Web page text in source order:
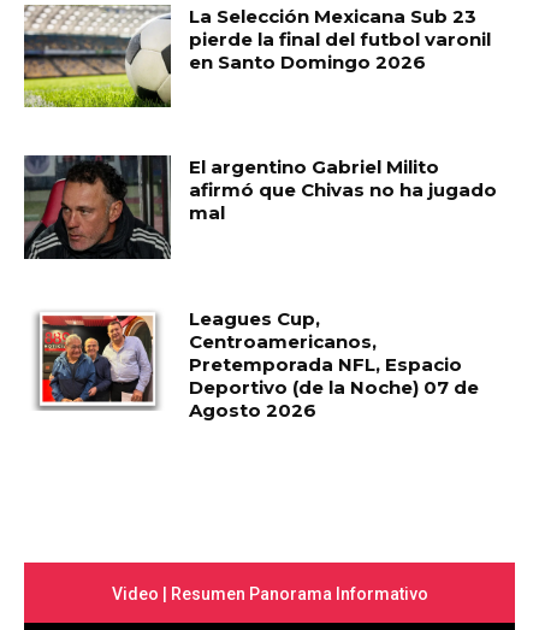
La Selección Mexicana Sub 23
pierde la final del futbol varonil
en Santo Domingo 2026
El argentino Gabriel Milito
afirmó que Chivas no ha jugado
mal
Leagues Cup,
Centroamericanos,
Pretemporada NFL, Espacio
Deportivo (de la Noche) 07 de
Agosto 2026
Video | Resumen Panorama Informativo